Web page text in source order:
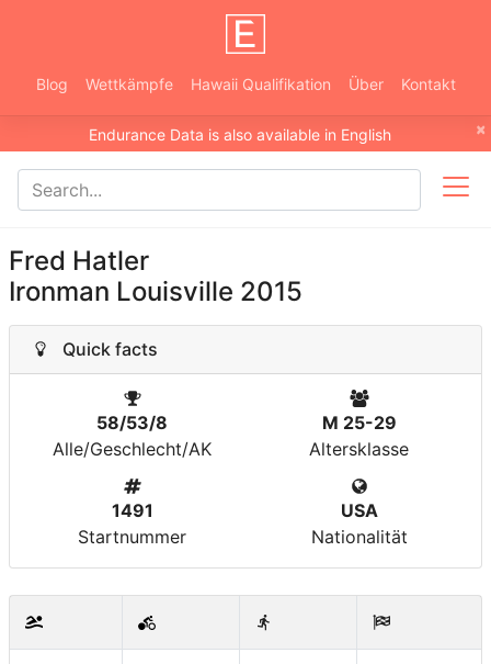
Blog Wettkämpfe Hawaii Qualifikation Über Kontakt
×
Endurance Data is also available in English
Fred Hatler
Ironman Louisville 2015
Quick facts
58/53/8
Alle/Geschlecht/AK
M 25-29
Altersklasse
1491
Startnummer
USA
Nationalität